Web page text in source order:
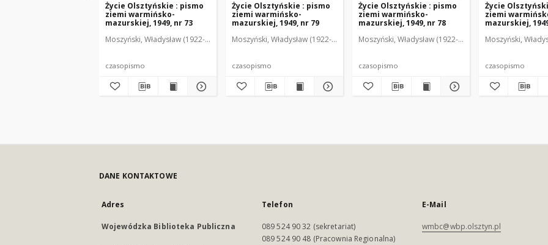
Życie Olsztyńskie : pismo
ziemi warmińsko-
mazurskiej, 1949, nr 73
Moszyński, Władysław (1922-2001). Red. Mroczkowski, Włodzimierz (1902-1971). Red. Osiecki, Andrzej. Red.
czasopismo
Życie Olsztyńskie : pismo
ziemi warmińsko-
mazurskiej, 1949, nr 79
Moszyński, Władysław (1922-2001). Red. Mroczkowski, Włodzimierz (1902-1971). Red.
czasopismo
Życie Olsztyńskie : pismo
ziemi warmińsko-
mazurskiej, 1949, nr 78
Moszyński, Władysław (1922-2001). Red. Mroczkowski,
czasopismo
Życie
ziemi
mazurskiej,
Moszyński,
czasopismo
DANE KONTAKTOWE
Adres
Wojewódzka Biblioteka Publiczna
Telefon
089 524 90 32 (sekretariat)
089 524 90 48 (Pracownia Regionalna)
E-Mail
wmbc@wbp.olsztyn.pl